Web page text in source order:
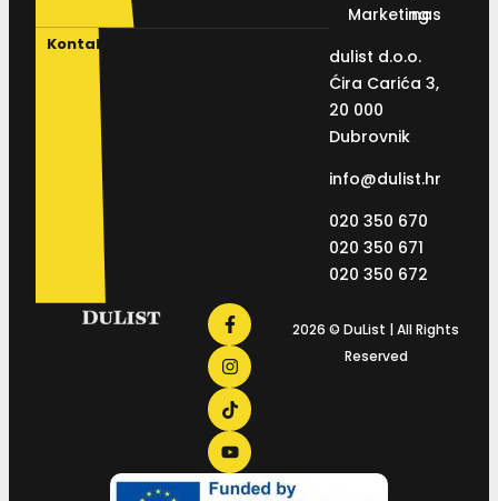
Marketing
nas
Kontakt
dulist d.o.o.
Ćira Carića 3,
20 000
Dubrovnik
info@dulist.hr
020 350 670
020 350 671
020 350 672
2026 © DuList | All Rights
Reserved